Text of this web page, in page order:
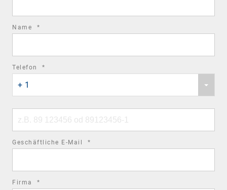
Name *
Telefon *
country
code
+ 1
number
Geschäftliche E-Mail *
Firma *